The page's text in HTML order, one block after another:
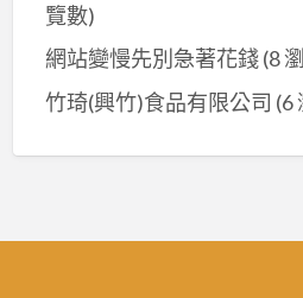
覽數)
網站變慢先別急著花錢(8
竹琦(興竹)食品有限公司 (6